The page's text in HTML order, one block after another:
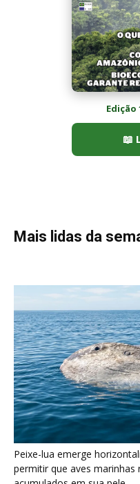
Mais lidas da
Peixe-lua emerge
permitir que aves marinhas
Seriema utiliza pernas
rochas para subjugar